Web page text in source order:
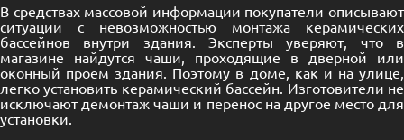
В средствах массовой информации покупатели описывают
ситуации с невозможностью монтажа керамических
бассейнов внутри здания. Эксперты уверяют, что в
магазине найдутся чаши, проходящие в дверной или
оконный проем здания. Поэтому в доме, как и на улице,
легко установить керамический бассейн. Изготовители не
исключают демонтаж чаши и перенос на другое место для
установки.